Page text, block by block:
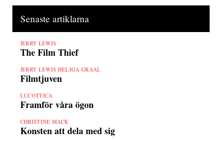
Senaste artiklarna
JERRY LEWIS
The Film Thief
JERRY LEWIS HELIGA GRAAL
Filmtjuven
LUCOTTICA
Framför våra ögon
CHRISTINE MACK
Konsten att dela med sig